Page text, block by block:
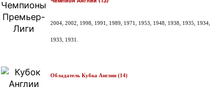
2004, 2002, 1998, 1991, 1989, 1971, 1953, 1948, 1938, 1935, 1934,
1933, 1931.
Обладатель Кубка Англии (14)